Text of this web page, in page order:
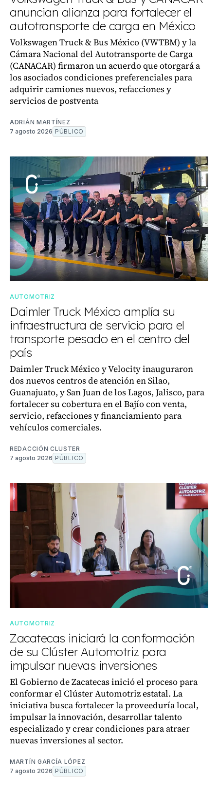
anuncian alianza para fortalecer el
autotransporte de carga en México
Volkswagen Truck & Bus México (VWTBM) y la
Cámara Nacional del Autotransporte de Carga
(CANACAR) firmaron un acuerdo que otorgará a
los asociados condiciones preferenciales para
adquirir camiones nuevos, refacciones y
servicios de postventa
ADRIÁN MARTÍNEZ
7 agosto 2026 PÚBLICO
AUTOMOTRIZ
Daimler Truck México amplía su
infraestructura de servicio para el
transporte pesado en el centro del
país
Daimler Truck México y Velocity inauguraron
dos nuevos centros de atención en Silao,
Guanajuato, y San Juan de los Lagos, Jalisco, para
fortalecer su cobertura en el Bajío con venta,
servicio, refacciones y financiamiento para
vehículos comerciales.
REDACCIÓN CLUSTER
7 agosto 2026 PÚBLICO
AUTOMOTRIZ
Zacatecas iniciará la conformación
de su Clúster Automotriz para
impulsar nuevas inversiones
El Gobierno de Zacatecas inició el proceso para
conformar el Clúster Automotriz estatal. La
iniciativa busca fortalecer la proveeduría local,
impulsar la innovación, desarrollar talento
especializado y crear condiciones para atraer
nuevas inversiones al sector.
MARTÍN GARCÍA LÓPEZ
7 agosto 2026 PÚBLICO